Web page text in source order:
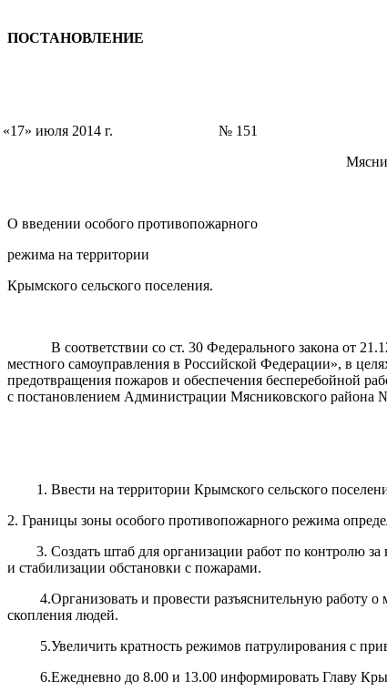
ПОСТАНОВЛЕНИЕ
«17» июля 2014 г. № 151
Мясниковского
О введении особого противопожарного
режима на территории
Крымского сельского поселения.
В соответствии со ст. 30 Федерального закона от
местного самоуправления в Российской Федерации», в
предотвращения пожаров и обеспечения бесперебойной
с постановлением Администрации Мясниковского района
1. Ввести на территории Крымского сельского
2. Границы зоны особого противопожарного режима
3. Создать штаб для организации работ по контролю за
и стабилизации обстановки с пожарами.
4.Организовать и провести разъяснительную работу о
скопления людей.
5.Увеличить кратность режимов патрулирования с
6.Ежедневно до 8.00 и 13.00 информировать Главу